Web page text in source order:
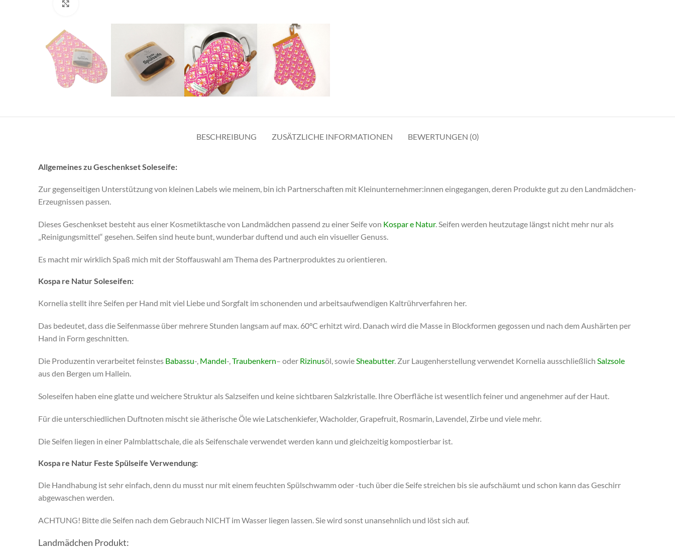
BESCHREIBUNG ZUSÄTZLICHE INFORMATIONEN BEWERTUNGEN (0)
Allgemeines zu Geschenkset Soleseife:
Zur gegenseitigen Unterstützung von kleinen Labels wie meinem, bin ich Partnerschaften mit Kleinunternehmer:innen eingegangen, deren Produkte gut zu den Landmädchen-
Erzeugnissen passen.
Dieses Geschenkset besteht aus einer Kosmetiktasche von Landmädchen passend zu einer Seife von Kospar e Natur. Seifen werden heutzutage längst nicht mehr nur als
„Reinigungsmittel“ gesehen. Seifen sind heute bunt, wunderbar duftend und auch ein visueller Genuss.
Es macht mir wirklich Spaß mich mit der Stoffauswahl am Thema des Partnerproduktes zu orientieren.
Kospa re Natur Soleseifen:
Kornelia stellt ihre Seifen per Hand mit viel Liebe und Sorgfalt im schonenden und arbeitsaufwendigen Kaltrührverfahren her.
Das bedeutet, dass die Seifenmasse über mehrere Stunden langsam auf max. 60°C erhitzt wird. Danach wird die Masse in Blockformen gegossen und nach dem Aushärten per
Hand in Form geschnitten.
Die Produzentin verarbeitet feinstes Babassu-, Mandel-,Traubenkern– oder Rizinusöl, sowieSheabutter. Zur Laugenherstellung verwendet Kornelia ausschließlich Salzsole
aus den Bergen um Hallein.
Soleseifen haben eine glatte und weichere Struktur als Salzseifen und keine sichtbaren Salzkristalle. Ihre Oberfläche ist wesentlich feiner und angenehmer auf der Haut.
Für die unterschiedlichen Duftnoten mischt sie ätherische Öle wie Latschenkiefer, Wacholder, Grapefruit, Rosmarin, Lavendel, Zirbe und viele mehr.
Die Seifen liegen in einer Palmblattschale, die als Seifenschale verwendet werden kann und gleichzeitig kompostierbar ist.
Kospa re Natur Feste Spülseife Verwendung:
Die Handhabung ist sehr einfach, denn du musst nur mit einem feuchten Spülschwamm oder -tuch über die Seife streichen bis sie aufschäumt und schon kann das Geschirr
abgewaschen werden.
ACHTUNG! Bitte die Seifen nach dem Gebrauch NICHT im Wasser liegen lassen. Sie wird sonst unansehnlich und löst sich auf.
Landmädchen Produkt: